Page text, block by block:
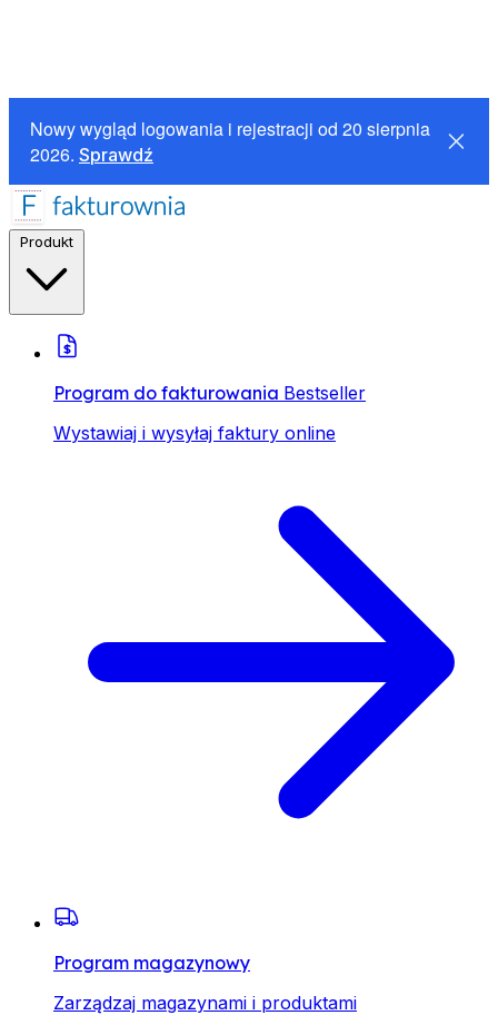
Nowy wygląd logowania i rejestracji od 20 sierpnia
2026. Sprawdź
Program do fakturowania Bestseller
Wystawiaj i wysyłaj faktury online
Program magazynowy
Zarządzaj magazynami i produktami